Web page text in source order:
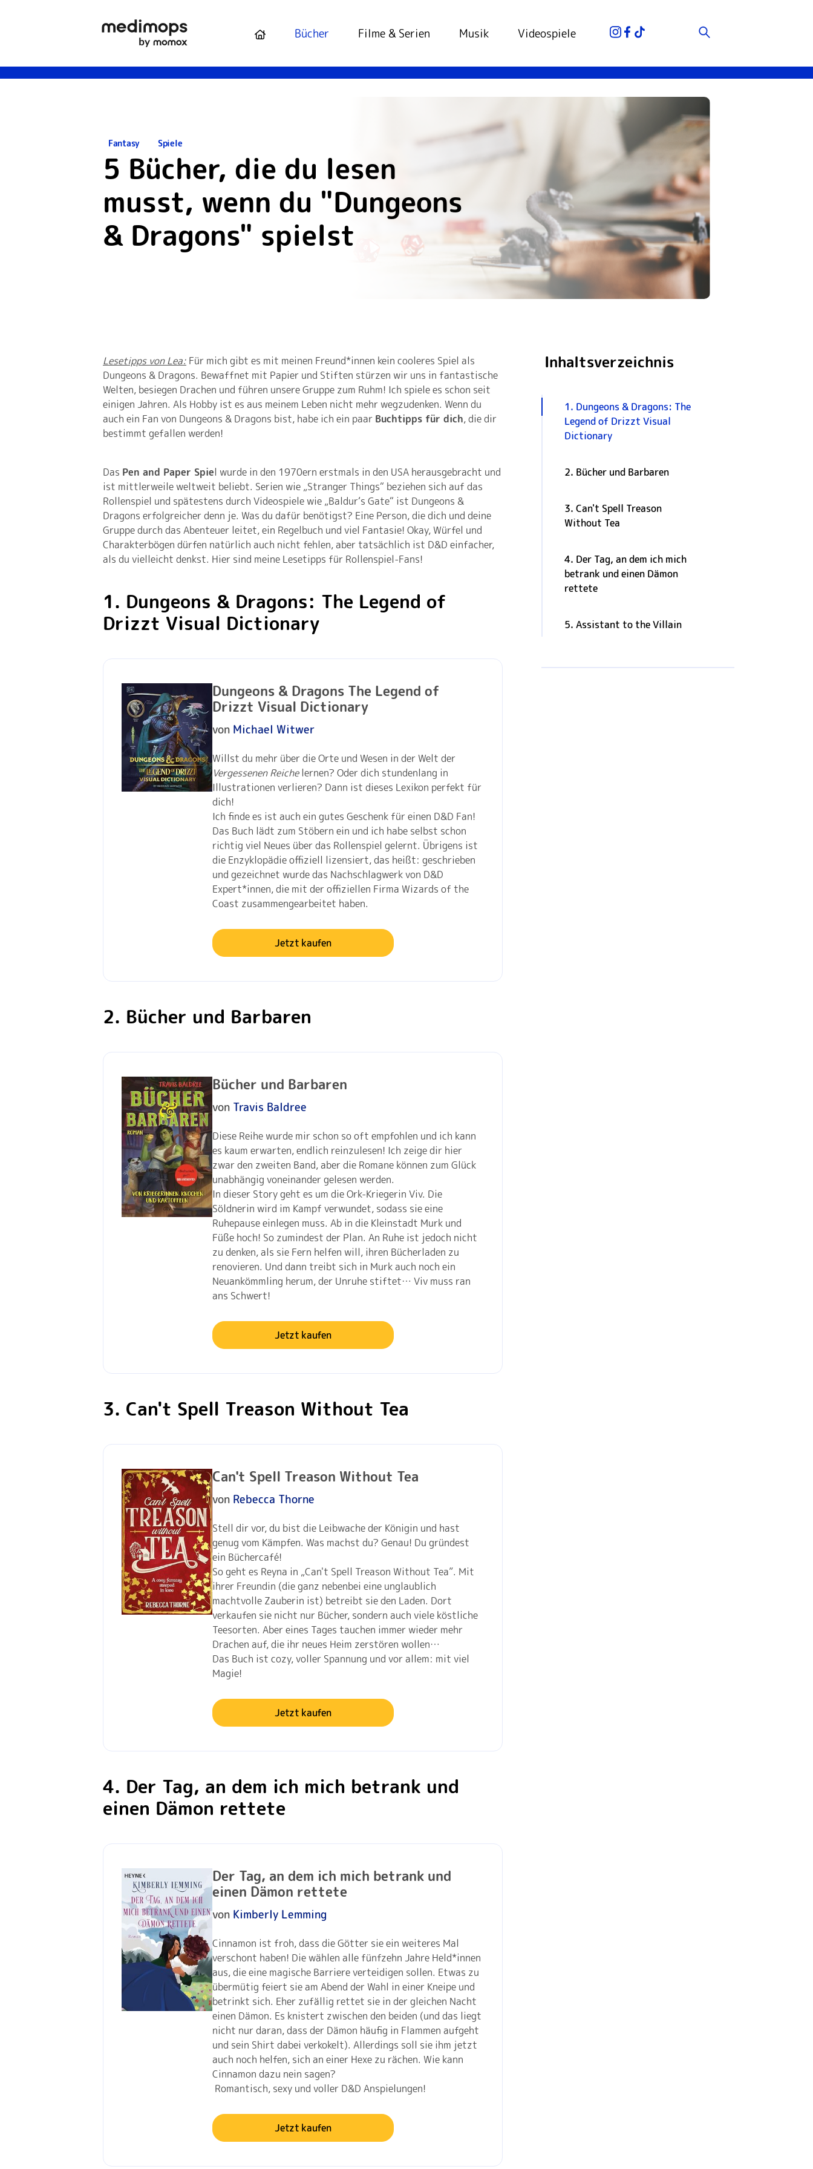
Startseite
Bücher Filme & Serien Musik Videospiele
Fantasy Spiele
5 Bücher, die du lesen
musst, wenn du "Dungeons
& Dragons" spielst
Lesetipps von Lea: Für mich gibt es mit meinen Freund*innen kein cooleres Spiel als
Dungeons & Dragons. Bewaffnet mit Papier und Stiften stürzen wir uns in fantastische
Welten, besiegen Drachen und führen unsere Gruppe zum Ruhm! Ich spiele es schon seit
einigen Jahren. Als Hobby ist es aus meinem Leben nicht mehr wegzudenken. Wenn du
auch ein Fan von Dungeons & Dragons bist, habe ich ein paar Buchtipps für dich, die dir
bestimmt gefallen werden!
Das Pen and Paper Spiel wurde in den 1970ern erstmals in den USA herausgebracht und
ist mittlerweile weltweit beliebt. Serien wie „Stranger Things“ beziehen sich auf das
Rollenspiel und spätestens durch Videospiele wie „Baldur‘s Gate“ ist Dungeons &
Dragons erfolgreicher denn je. Was du dafür benötigst? Eine Person, die dich und deine
Gruppe durch das Abenteuer leitet, ein Regelbuch und viel Fantasie! Okay, Würfel und
Charakterbögen dürfen natürlich auch nicht fehlen, aber tatsächlich ist D&D einfacher,
als du vielleicht denkst. Hier sind meine Lesetipps für Rollenspiel-Fans!
1. Dungeons & Dragons: The Legend of
Drizzt Visual Dictionary
Dungeons & Dragons The Legend of
Drizzt Visual Dictionary
von Michael Witwer
Willst du mehr über die Orte und Wesen in der Welt der
Vergessenen Reichelernen? Oder dich stundenlang in
Illustrationen verlieren? Dann ist dieses Lexikon perfekt für
dich!
Ich finde es ist auch ein gutes Geschenk für einen D&D Fan!
Das Buch lädt zum Stöbern ein und ich habe selbst schon
richtig viel Neues über das Rollenspiel gelernt. Übrigens ist
die Enzyklopädie offiziell lizensiert, das heißt: geschrieben
und gezeichnet wurde das Nachschlagwerk von D&D
Expert*innen, die mit der offiziellen Firma Wizards of the
Coast zusammengearbeitet haben.
Jetzt kaufen
2. Bücher und Barbaren
Bücher und Barbaren
von Travis Baldree
Diese Reihe wurde mir schon so oft empfohlen und ich kann
es kaum erwarten, endlich reinzulesen! Ich zeige dir hier
zwar den zweiten Band, aber die Romane können zum Glück
unabhängig voneinander gelesen werden.
In dieser Story geht es um die Ork-Kriegerin Viv. Die
Söldnerin wird im Kampf verwundet, sodass sie eine
Ruhepause einlegen muss. Ab in die Kleinstadt Murk und
Füße hoch! So zumindest der Plan. An Ruhe ist jedoch nicht
zu denken, als sie Fern helfen will, ihren Bücherladen zu
renovieren. Und dann treibt sich in Murk auch noch ein
Neuankömmling herum, der Unruhe stiftet… Viv muss ran
ans Schwert!
Jetzt kaufen
3. Can't Spell Treason Without Tea
Can't Spell Treason Without Tea
von Rebecca Thorne
Stell dir vor, du bist die Leibwache der Königin und hast
genug vom Kämpfen. Was machst du? Genau! Du gründest
ein Büchercafé!
So geht es Reyna in „Can't Spell Treason Without Tea”. Mit
ihrer Freundin (die ganz nebenbei eine unglaublich
machtvolle Zauberin ist) betreibt sie den Laden. Dort
verkaufen sie nicht nur Bücher, sondern auch viele köstliche
Teesorten. Aber eines Tages tauchen immer wieder mehr
Drachen auf, die ihr neues Heim zerstören wollen…
Das Buch ist cozy, voller Spannung und vor allem: mit viel
Magie!
Jetzt kaufen
4. Der Tag, an dem ich mich betrank und
einen Dämon rettete
Der Tag, an dem ich mich betrank und
einen Dämon rettete
von Kimberly Lemming
Cinnamon ist froh, dass die Götter sie ein weiteres Mal
verschont haben! Die wählen alle fünfzehn Jahre Held*innen
aus, die eine magische Barriere verteidigen sollen. Etwas zu
übermütig feiert sie am Abend der Wahl in einer Kneipe und
betrinkt sich. Eher zufällig rettet sie in der gleichen Nacht
einen Dämon. Es knistert zwischen den beiden (und das liegt
nicht nur daran, dass der Dämon häufig in Flammen aufgeht
und sein Shirt dabei verkokelt). Allerdings soll sie ihm jetzt
auch noch helfen, sich an einer Hexe zu rächen. Wie kann
Cinnamon dazu nein sagen?
Romantisch, sexy und voller D&D Anspielungen!
Jetzt kaufen
Inhaltsverzeichnis
1. Dungeons & Dragons: The
Legend of Drizzt Visual
Dictionary
2. Bücher und Barbaren
3. Can't Spell Treason
Without Tea
4. Der Tag, an dem ich mich
betrank und einen Dämon
rettete
5. Assistant to the Villain